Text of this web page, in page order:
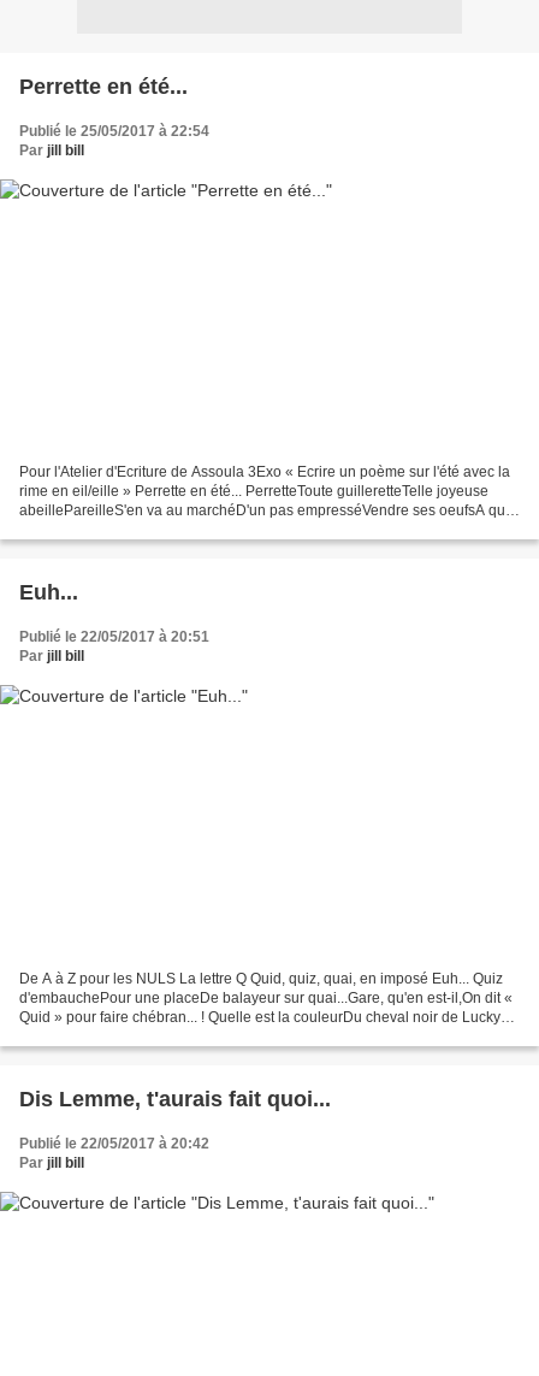
Perrette en été...
Publié le 25/05/2017 à 22:54
Par jill bill
Pour l'Atelier d'Ecriture de Assoula 3Exo « Ecrire un poème sur l'été avec la
rime en eil/eille » Perrette en été... PerretteToute guilleretteTelle joyeuse
abeillePareilleS'en va au marchéD'un pas empresséVendre ses oeufsA qui
Euh...
Publié le 22/05/2017 à 20:51
Par jill bill
De A à Z pour les NULS La lettre Q Quid, quiz, quai, en imposé Euh... Quiz
d'embauchePour une placeDe balayeur sur quai...Gare, qu'en est-il,On dit «
Quid » pour faire chébran... ! Quelle est la couleurDu cheval noir de Lucky
Dis Lemme, t'aurais fait quoi...
Publié le 22/05/2017 à 20:42
Par jill bill